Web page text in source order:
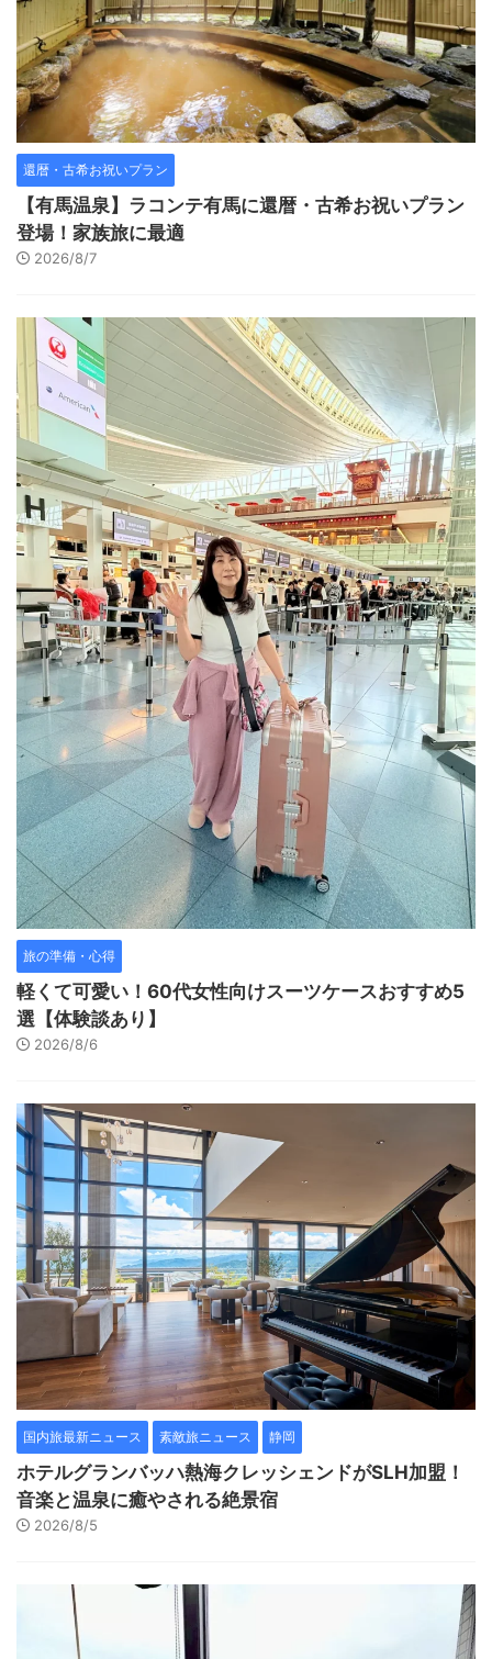
還暦・古希お祝いプラン
【有馬温泉】ラコンテ有馬に還暦・古希お祝いプラン
登場！家族旅に最適
2026/8/7
旅の準備・心得
軽くて可愛い！60代女性向けスーツケースおすすめ5
選【体験談あり】
2026/8/6
国内旅最新ニュース 素敵旅ニュース 静岡
ホテルグランバッハ熱海クレッシェンドがSLH加盟！
音楽と温泉に癒やされる絶景宿
2026/8/5